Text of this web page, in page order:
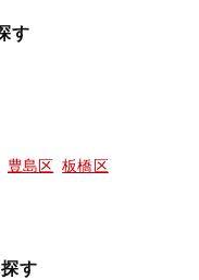
す
豊島区 板橋区
す